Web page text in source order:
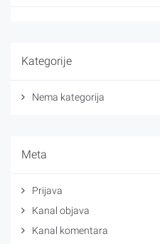
Kategorije
Nema kategorija
Meta
Prijava
Kanal objava
Kanal komentara